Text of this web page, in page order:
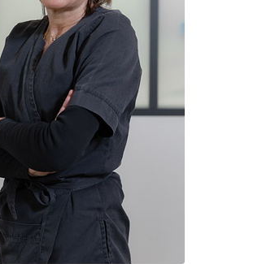
Véronique